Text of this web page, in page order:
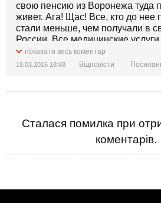
свою пенсию из Воронежа туда
живет. Ага! Щас! Все, кто до нее
стали меньше, чем получали в
России. Все медицинские
(я в Воронеже живу) и много-
показати весь коментар
18.03.2016 18:48 Відповісти
Сталася помилка при
коментарів.